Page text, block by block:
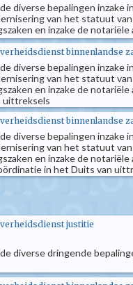
diverse bepalingen inzake
van het statuut
en inzake de notariële
binnenlandse
diverse bepalingen inzake
van het statuut
en inzake de
uittreksels
binnenlandse
diverse bepalingen inzake
van het statuut
en inzake de notariële
in het Duits van
justitie
diverse dringende